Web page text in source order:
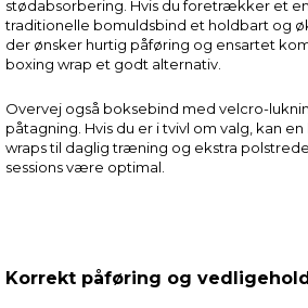
Nogle er essentielle for, at denne
andre hjælper os med at forstå,
Vi anvender også første- og
marketing formål. Klik på “Tillad
stødabsorbering. Hvis du foretrækker et
traditionelle bomuldsbind et holdbart og
der ønsker hurtig påføring og ensartet
boxing wrap et godt alternativ.
Overvej også boksebind med velcro-
påtagning. Hvis du er i tvivl om valg, kan
wraps til daglig træning og ekstra
sessions være optimal.
Korrekt påføring og